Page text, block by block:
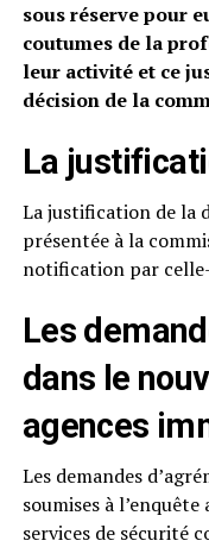
sous réserve pour
coutumes de la
leur activité et ce
décision de la
La
La justification de la
présentée à la
notification par
Les
dans le
agences
Les demandes
soumises à
services de sécurité